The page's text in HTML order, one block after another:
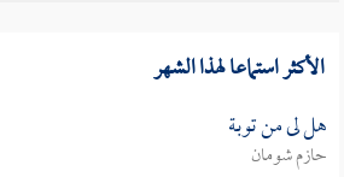
الأكثر استماعا لهذا الشهر
هل لى من توبة
حازم شومان